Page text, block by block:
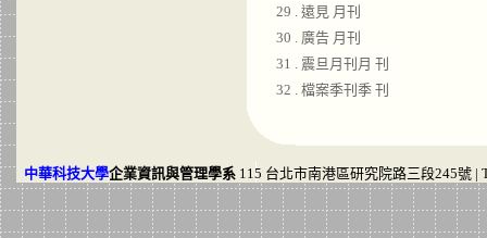
29 . 遠見 月刊
30 . 廣告 月刊
31 . 震旦月刊月 刊
32 . 檔案季刊季 刊
中華科技大學企業資訊與管理學系 115 台北市南港區研究院路三段245號 |